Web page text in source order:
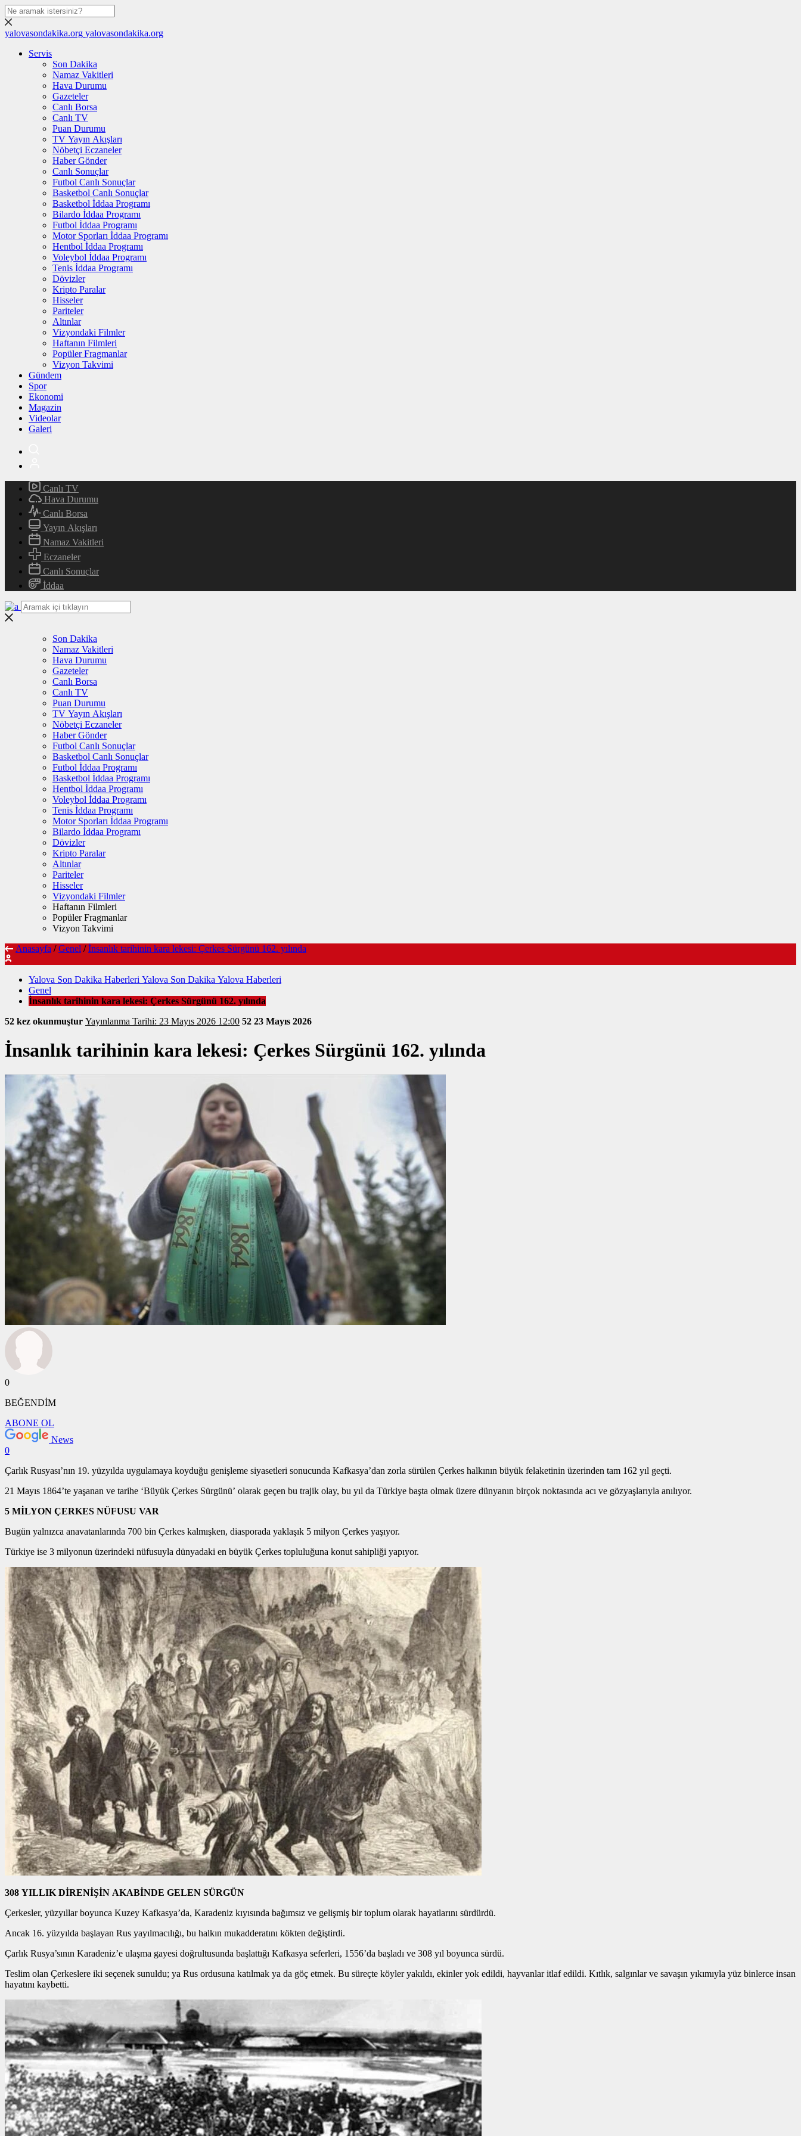
yalovasondakika.org yalovasondakika.org
Servis
Son Dakika
Namaz Vakitleri
Hava Durumu
Gazeteler
Canlı Borsa
Canlı TV
Puan Durumu
TV Yayın Akışları
Nöbetçi Eczaneler
Haber Gönder
Canlı Sonuçlar
Futbol Canlı Sonuçlar
Basketbol Canlı Sonuçlar
Basketbol İddaa Programı
Bilardo İddaa Programı
Futbol İddaa Programı
Motor Sporları İddaa Programı
Hentbol İddaa Programı
Voleybol İddaa Programı
Tenis İddaa Programı
Dövizler
Kripto Paralar
Hisseler
Pariteler
Altınlar
Vizyondaki Filmler
Haftanın Filmleri
Popüler Fragmanlar
Vizyon Takvimi
Gündem
Spor
Ekonomi
Magazin
Videolar
Galeri
Canlı TV
Hava Durumu
Canlı Borsa
Yayın Akışları
Namaz Vakitleri
Eczaneler
Canlı Sonuçlar
İddaa
Son Dakika
Namaz Vakitleri
Hava Durumu
Gazeteler
Canlı Borsa
Canlı TV
Puan Durumu
TV Yayın Akışları
Nöbetçi Eczaneler
Haber Gönder
Futbol Canlı Sonuçlar
Basketbol Canlı Sonuçlar
Futbol İddaa Programı
Basketbol İddaa Programı
Hentbol İddaa Programı
Voleybol İddaa Programı
Tenis İddaa Programı
Motor Sporları İddaa Programı
Bilardo İddaa Programı
Dövizler
Kripto Paralar
Altınlar
Pariteler
Hisseler
Vizyondaki Filmler
Haftanın Filmleri
Popüler Fragmanlar
Vizyon Takvimi
Anasayfa / Genel / İnsanlık tarihinin kara lekesi: Çerkes Sürgünü 162. yılında
Yalova Son Dakika Haberleri Yalova Son Dakika Yalova Haberleri
Genel
İnsanlık tarihinin kara lekesi: Çerkes Sürgünü 162. yılında
52 kez okunmuştur
Yayınlanma Tarihi: 23 Mayıs 2026 12:00 52 23 Mayıs 2026
İnsanlık tarihinin kara lekesi: Çerkes Sürgünü 162. yılında
0
BEĞENDİM
ABONE OL
News
0
Çarlık Rusyası’nın 19. yüzyılda uygulamaya koyduğu genişleme siyasetleri sonucunda Kafkasya’dan zorla sürülen Çerkes halkının büyük felaketinin üzerinden tam 162 yıl geçti.
21 Mayıs 1864’te yaşanan ve tarihe ‘Büyük Çerkes Sürgünü’ olarak geçen bu trajik olay, bu yıl da Türkiye başta olmak üzere dünyanın birçok noktasında acı ve gözyaşlarıyla anılıyor.
5 MİLYON ÇERKES NÜFUSU VAR
Bugün yalnızca anavatanlarında 700 bin Çerkes kalmışken, diasporada yaklaşık 5 milyon Çerkes yaşıyor.
Türkiye ise 3 milyonun üzerindeki nüfusuyla dünyadaki en büyük Çerkes topluluğuna konut sahipliği yapıyor.
308 YILLIK DİRENİŞİN AKABİNDE GELEN SÜRGÜN
Çerkesler, yüzyıllar boyunca Kuzey Kafkasya’da, Karadeniz kıyısında bağımsız ve gelişmiş bir toplum olarak hayatlarını sürdürdü.
Ancak 16. yüzyılda başlayan Rus yayılmacılığı, bu halkın mukadderatını kökten değiştirdi.
Çarlık Rusya’sının Karadeniz’e ulaşma gayesi doğrultusunda başlattığı Kafkasya seferleri, 1556’da başladı ve 308 yıl boyunca sürdü.
Teslim olan Çerkeslere iki seçenek sunuldu; ya Rus ordusuna katılmak ya da göç etmek. Bu süreçte köyler yakıldı, ekinler yok edildi, hayvanlar itlaf edildi. Kıtlık, salgınlar ve savaşın yıkımıyla yüz binlerce insan
hayatını kaybetti.